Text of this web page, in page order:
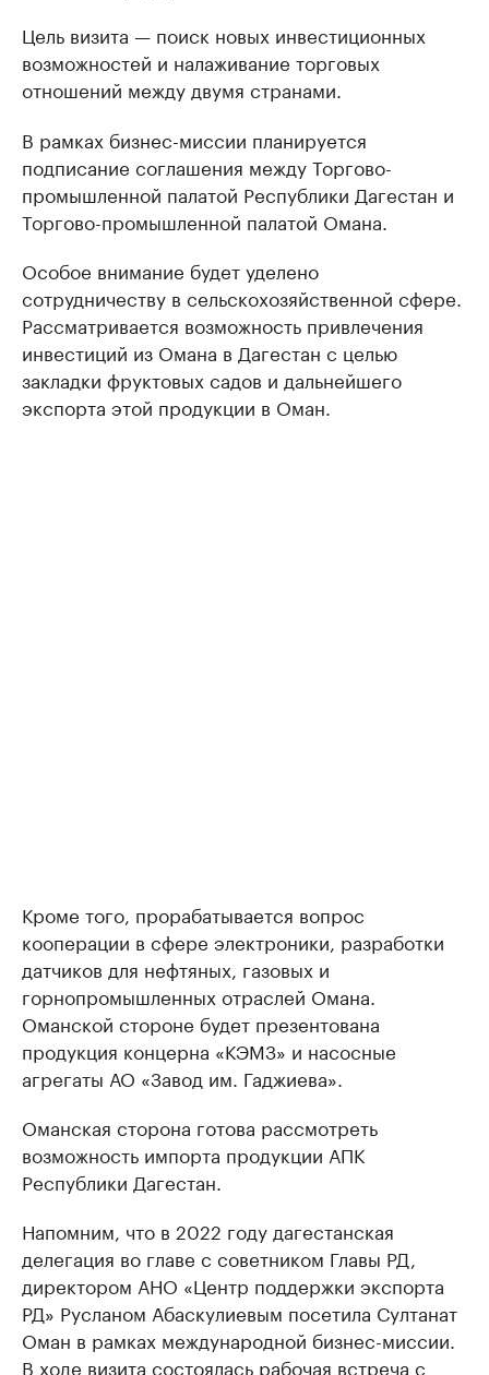
Цель визита — поиск новых инвестиционных
возможностей и налаживание торговых
отношений между двумя странами.
В рамках бизнес-миссии планируется
подписание соглашения между Торгово-
промышленной палатой Республики Дагестан и
Торгово-промышленной палатой Омана.
Особое внимание будет уделено
сотрудничеству в сельскохозяйственной сфере.
Рассматривается возможность привлечения
инвестиций из Омана в Дагестан с целью
закладки фруктовых садов и дальнейшего
экспорта этой продукции в Оман.
Кроме того, прорабатывается вопрос
кооперации в сфере электроники, разработки
датчиков для нефтяных, газовых и
горнопромышленных отраслей Омана.
Оманской стороне будет презентована
продукция концерна «КЭМЗ» и насосные
агрегаты АО «Завод им. Гаджиева».
Оманская сторона готова рассмотреть
возможность импорта продукции АПК
Республики Дагестан.
Напомним, что в 2022 году дагестанская
делегация во главе с советником Главы РД,
директором АНО «Центр поддержки экспорта
РД» Русланом Абаскулиевым посетила Султанат
Оман в рамках международной бизнес-миссии.
В ходе визита состоялась рабочая встреча с